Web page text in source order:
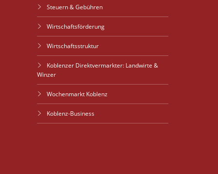
Steuern & Gebühren
Wirtschaftsförderung
Wirtschaftsstruktur
Koblenzer Direktvermarkter: Landwirte &
Winzer
Wochenmarkt Koblenz
Koblenz-Business